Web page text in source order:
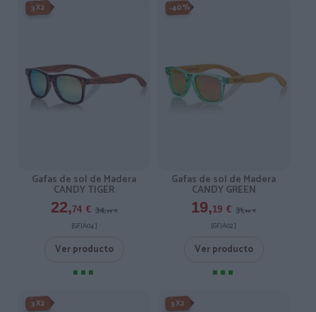
-3X2%
3X2
Gafas de sol de Madera
CANDY TIGER
22,74 € 34,99 €
[GFJA04 ]
Ver producto
-40%
Gafas de sol de Madera
CANDY GREEN
19,19 € 31,99 €
[GFJA02 ]
Ver producto
-3X2%
3X2 -3X2%
3X2